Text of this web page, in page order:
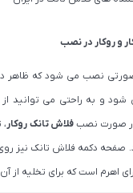
و روکار در نصب
نصب می شود که ظاهر
شود و به راحتی می توانید
در صورت نصبفلاش تانک روکار
صفحه دکمه فلاش تانک
اهرم است که برای تخلیه از